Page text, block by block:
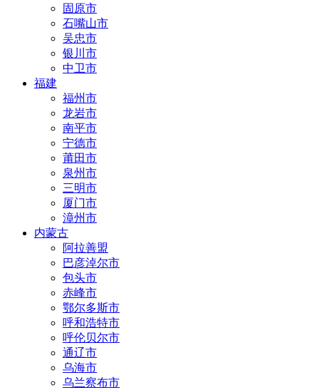
固原市
石嘴山市
吴忠市
银川市
中卫市
福建
福州市
龙岩市
南平市
宁德市
莆田市
泉州市
三明市
厦门市
漳州市
内蒙古
阿拉善盟
巴彦淖尔市
包头市
赤峰市
鄂尔多斯市
呼和浩特市
呼伦贝尔市
通辽市
乌海市
乌兰察布市